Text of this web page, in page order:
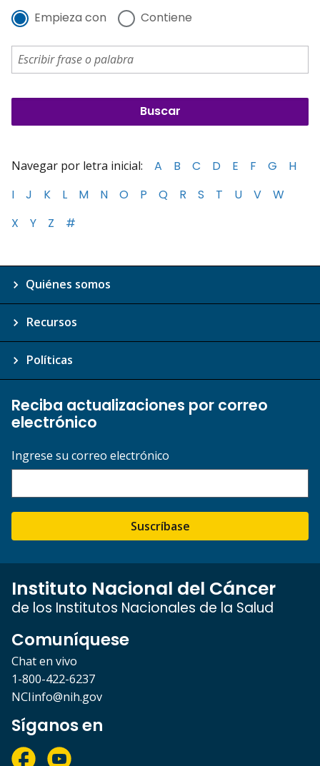
Empieza con Contiene
Navegar por letra inicial: A B C D E F G
H
I
J K L M N O P Q R S T U V
W
X
Y Z #
Quiénes somos
Recursos
Políticas
Reciba actualizaciones por correo
electrónico
Ingrese su correo electrónico
Suscríbase
Instituto Nacional del Cáncer
de los Institutos Nacionales de la Salud
Comuníquese
Chat en vivo
1-800-422-6237
NCIinfo@nih.gov
Síganos en